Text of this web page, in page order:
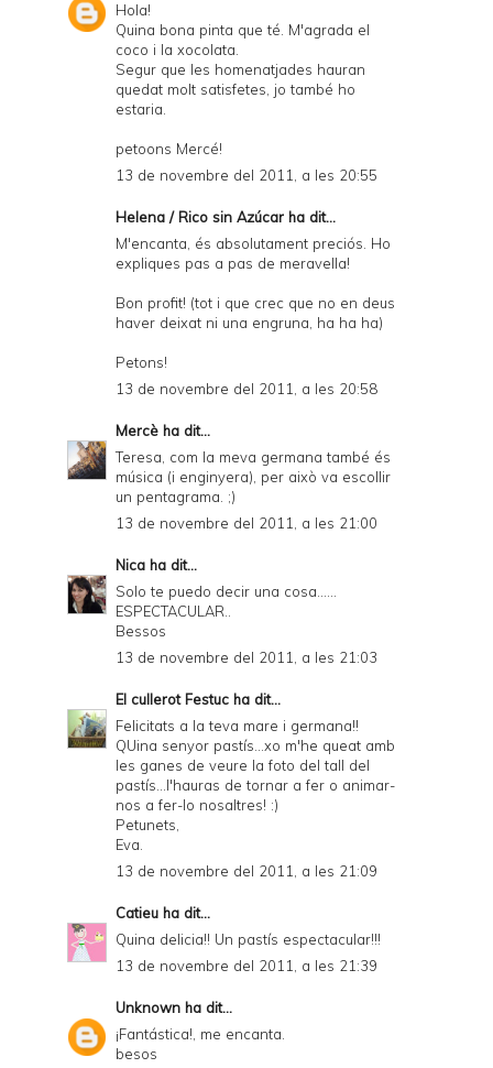
Hola!
Quina bona pinta que té. M'agrada el
coco i la xocolata.
Segur que les homenatjades hauran
quedat molt satisfetes, jo també ho
estaria.
petoons Mercé!
13 de novembre del 2011, a les 20:55
Helena / Rico sin Azúcar ha dit...
M'encanta, és absolutament preciós. Ho
expliques pas a pas de meravella!
Bon profit! (tot i que crec que no en deus
haver deixat ni una engruna, ha ha ha)
Petons!
13 de novembre del 2011, a les 20:58
Mercè ha dit...
Teresa, com la meva germana també és
música (i enginyera), per això va escollir
un pentagrama. ;)
13 de novembre del 2011, a les 21:00
Nica ha dit...
Solo te puedo decir una cosa......
ESPECTACULAR..
Bessos
13 de novembre del 2011, a les 21:03
El cullerot Festuc ha dit...
Felicitats a la teva mare i germana!!
QUina senyor pastís...xo m'he queat amb
les ganes de veure la foto del tall del
pastís...l'hauras de tornar a fer o animar-
nos a fer-lo nosaltres! :)
Petunets,
Eva.
13 de novembre del 2011, a les 21:09
Catieu ha dit...
Quina delicia!! Un pastís espectacular!!!
13 de novembre del 2011, a les 21:39
Unknown ha dit...
¡Fantástica!, me encanta.
besos